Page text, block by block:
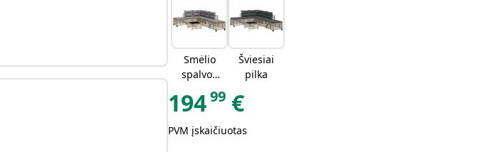
Smėlio
spalvos
mišinys
Šviesiai
pilka
19499 €
PVM įskaičiuotas